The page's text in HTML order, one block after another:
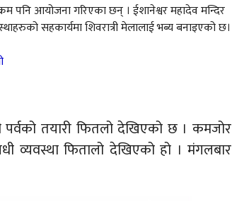
पनि आयोजना गरिएका छन् । ईशानेश्वर महादेव मन्दिर
सहकार्यमा शिवरात्री मेलालाई भब्य बनाइएको छ।
पर्वको तयारी फितलो देखिएको छ । कमजोर
व्यवस्था फितालो देखिएको हो । मंगलबार